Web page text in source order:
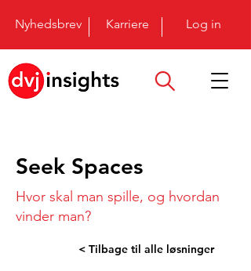
Nyhedsbrev Karriere Log in
Seek Spaces
Hvor skal man spille, og hvordan
vinder man?
< Tilbage til alle løsninger